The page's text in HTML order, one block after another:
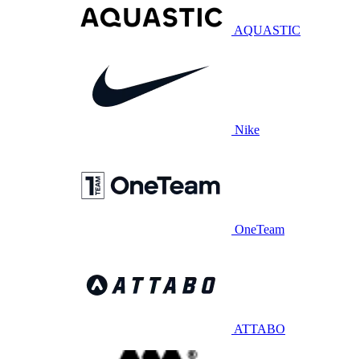
AQUASTIC
Nike
OneTeam
ATTABO